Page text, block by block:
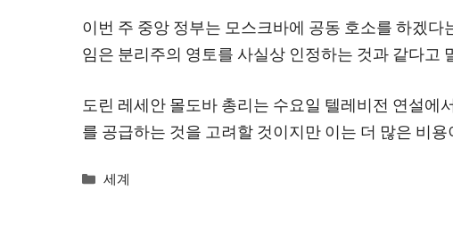
이번 주 중앙 정부는 모스크바에 공동 호소를 하겠
임은 분리주의 영토를 사실상 인정하는 것과 같다고
도린 레세안 몰도바 총리는 수요일 텔레비전 연설
를 공급하는 것을 고려할 것이지만 이는 더 많은 비
Categories
세계